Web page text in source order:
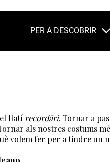
PER A DESCOBRIR
llatí recordāri. Tornar a
als nostres costums
volem fer per a tindre un